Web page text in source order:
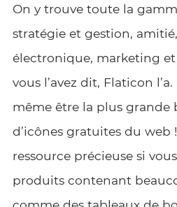
On y trouve toute la
stratégie et gestion,
électronique, marketing
vous l’avez dit, Flaticon
même être la plus grande
d’icônes gratuites du web !
ressource précieuse si
produits contenant